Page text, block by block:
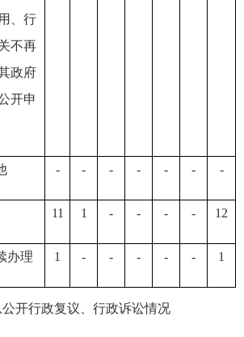
、行
不再
政府
开申
- - - - - - -
11 1 - - - - 12
办理 1 - - - - - 1
公开行政复议、行政诉讼情况